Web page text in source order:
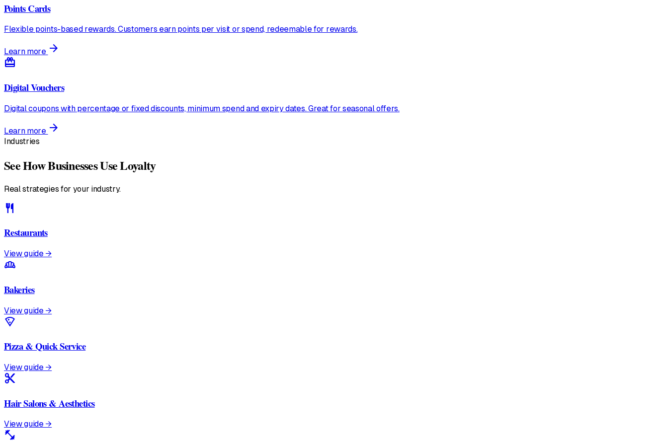
Points Cards
Flexible points-based rewards. Customers earn points per visit or spend, redeemable for rewards.
Learn more arrow_forward
redeem
Digital Vouchers
Digital coupons with percentage or fixed discounts, minimum spend and expiry dates. Great for seasonal offers.
Learn more arrow_forward
Industries
See How Businesses Use Loyalty
Real strategies for your industry.
restaurant
Restaurants
View guide →
bakery_dining
Bakeries
View guide →
local_pizza
Pizza & Quick Service
View guide →
content_cut
Hair Salons & Aesthetics
View guide →
fitness_center